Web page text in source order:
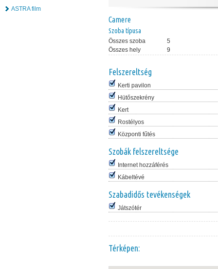
ASTRA film
Camere
Szoba típusa
Összes szoba
5
Összes hely
9
Felszereltség
Kerti pavilon
Hütőszekrény
Kert
Rostélyos
Központi fűtés
Szobák felszereltsége
Internet hozzáférés
Kábeltévé
Szabadidős tevékenségek
Játszótér
Térképen: